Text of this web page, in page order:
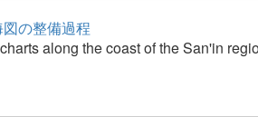
の整備過程
along the coast of the San'in